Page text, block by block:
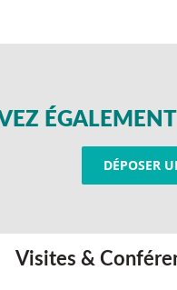
DÉPOSER
Visites &